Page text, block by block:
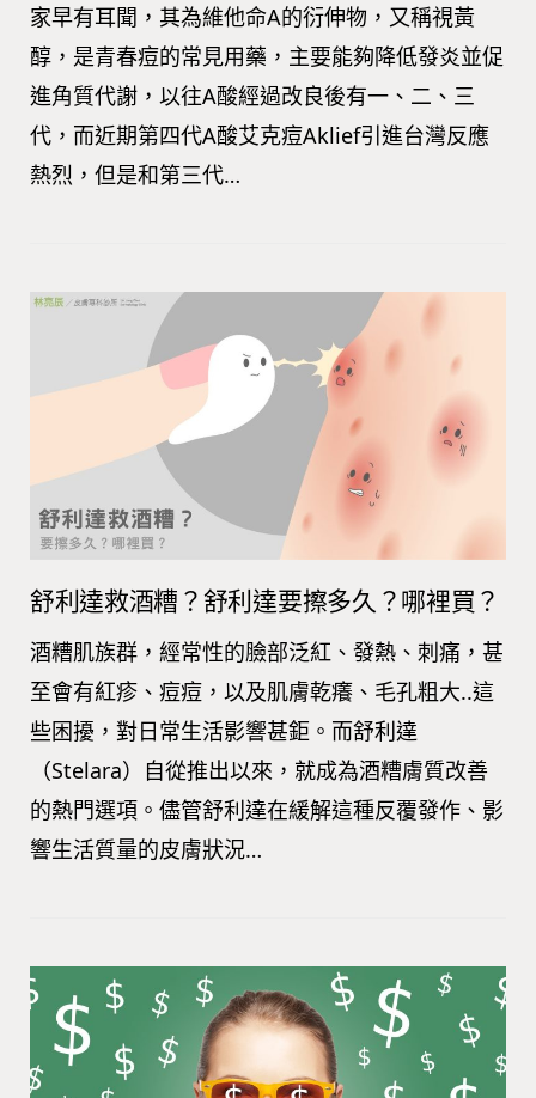
家早有耳聞，其為維他命A的衍伸物，又稱視黃
醇，是青春痘的常見用藥，主要能夠降低發炎並促
進角質代謝，以往A酸經過改良後有一、二、三
代，而近期第四代A酸艾克痘Aklief引進台灣反應
熱烈，但是和第三代…
舒利達救酒糟？舒利達要擦多久？哪裡買？
酒糟肌族群，經常性的臉部泛紅、發熱、刺痛，甚
至會有紅疹、痘痘，以及肌膚乾癢、毛孔粗大..這
些困擾，對日常生活影響甚鉅。而舒利達
（Stelara）自從推出以來，就成為酒糟膚質改善
的熱門選項。儘管舒利達在緩解這種反覆發作、影
響生活質量的皮膚狀況…